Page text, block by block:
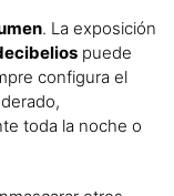
. La exposición
puede
configura el
toda la noche o